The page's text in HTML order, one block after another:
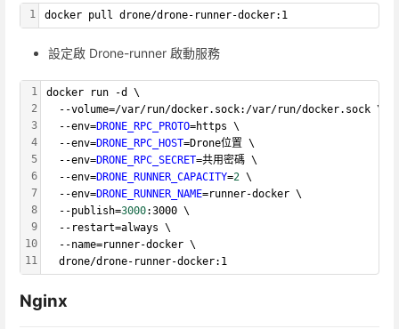
1 docker pull drone/drone-runner-docker:1
設定啟 Drone-runner 啟動服務
1
2
3
4
5
6
7
8
9
10
11
docker run -d \
  --volume=/var/run/docker.sock:/var/run/docker.sock \
  --env=
DRONE_RPC_PROTO=https \
  --env=
DRONE_RPC_HOST=Drone位置 \
  --env=
DRONE_RPC_SECRET=共用密碼 \
  --env=
DRONE_RUNNER_CAPACITY=2 \
  --env=
DRONE_RUNNER_NAME=runner-docker \
  --publish=
3000:3000 \
  --restart=always \
  --name=runner-docker \
  drone/drone-runner-docker:1
Nginx